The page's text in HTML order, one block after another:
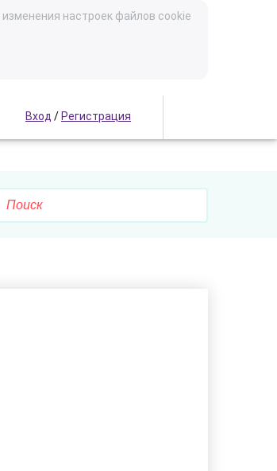
настроек файлов cookie
Вход / Регистрация